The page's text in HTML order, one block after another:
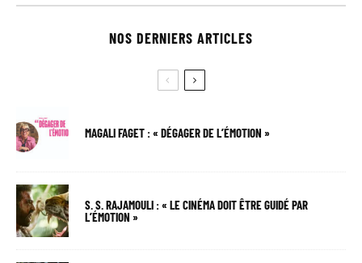
NOS DERNIERS ARTICLES
MAGALI FAGET : « DÉGAGER DE L’ÉMOTION »
S. S. RAJAMOULI : « LE CINÉMA DOIT ÊTRE GUIDÉ PAR
L’ÉMOTION »